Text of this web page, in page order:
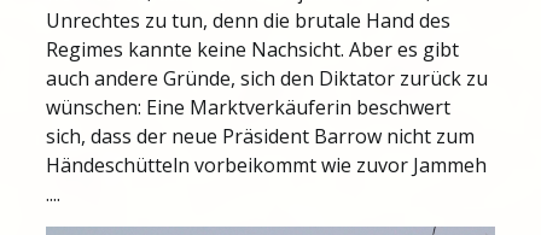
Unrechtes zu tun, denn die brutale Hand des
Regimes kannte keine Nachsicht. Aber es gibt
auch andere Gründe, sich den Diktator zurück zu
wünschen: Eine Marktverkäuferin beschwert
sich, dass der neue Präsident Barrow nicht zum
Händeschütteln vorbeikommt wie zuvor Jammeh
....